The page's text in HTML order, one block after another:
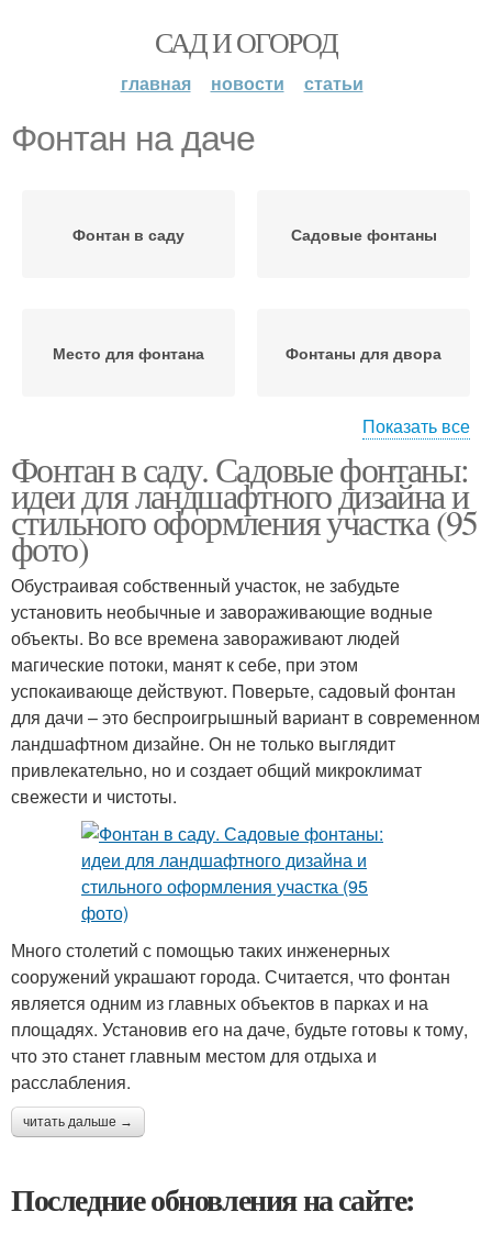
САД И ОГОРОД
главная новости статьи
Фонтан на даче
Фонтан в саду Садовые фонтаны
Место для фонтана Фонтаны для двора
Фонтаны для дачи Самодельный фонтан
Фонтаны для участка Дачный фонтан
Фонтан для пруда
Показать все
Фонтан в саду. Садовые фонтаны:
идеи для ландшафтного дизайна и
стильного оформления участка (95
фото)
Обустраивая собственный участок, не забудьте
установить необычные и завораживающие водные
объекты. Во все времена завораживают людей
магические потоки, манят к себе, при этом
успокаивающе действуют. Поверьте, садовый фонтан
для дачи – это беспроигрышный вариант в современном
ландшафтном дизайне. Он не только выглядит
привлекательно, но и создает общий микроклимат
свежести и чистоты.
Много столетий с помощью таких инженерных
сооружений украшают города. Считается, что фонтан
является одним из главных объектов в парках и на
площадях. Установив его на даче, будьте готовы к тому,
что это станет главным местом для отдыха и
расслабления.
читать дальше →
Последние обновления на сайте: